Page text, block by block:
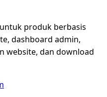
produk berbasis
dashboard admin,
website, dan download